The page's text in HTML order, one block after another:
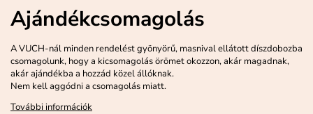
Ajándékcsomagolás
A VUCH-nál minden rendelést gyönyörű, masnival ellátott díszdobozba
csomagolunk, hogy a kicsomagolás örömet okozzon, akár magadnak,
akár ajándékba a hozzád közel állóknak.
Nem kell aggódni a csomagolás miatt.
További információk